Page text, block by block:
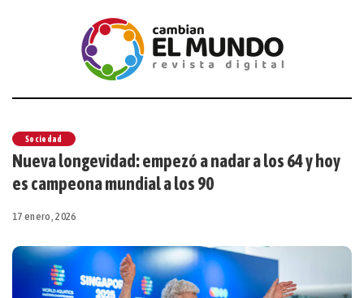
Sociedad
Nueva longevidad: empezó a nadar a los 64 y hoy
es campeona mundial a los 90
17 enero, 2026